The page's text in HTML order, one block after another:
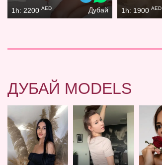
1h: 2200 AED Дубай 1h: 1900 AED
ДУБАЙ MODELS